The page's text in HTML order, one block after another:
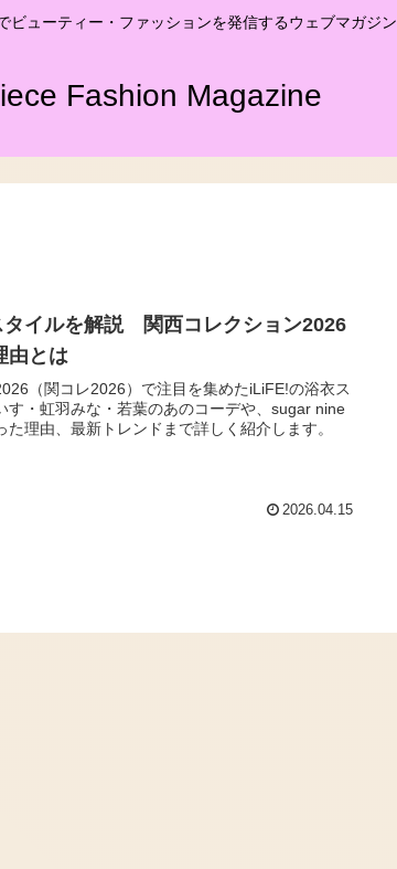
ビューティー・ファッションを発信するウェブマガジン
Fashion Magazine
イルを解説 関西コレクション2026
由とは
（関コレ2026）で注目を集めたiLiFE!の浴衣ス
す・虹羽みな・若葉のあのコーデや、sugar nine
た理由、最新トレンドまで詳しく紹介します。
2026.04.15